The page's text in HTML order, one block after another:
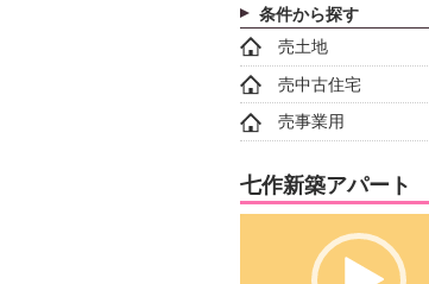
条件から探す
売土地
売中古住宅
売事業用
七作新築アパート